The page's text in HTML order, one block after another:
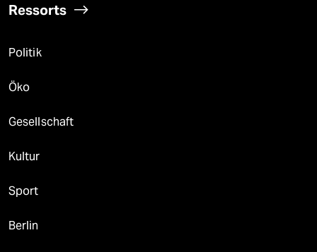
Ressorts
Politik
Öko
Gesellschaft
Kultur
Sport
Berlin